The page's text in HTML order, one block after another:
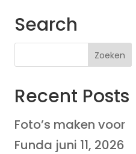
Search
Recent Posts
Foto’s maken voor
Funda juni 11, 2026